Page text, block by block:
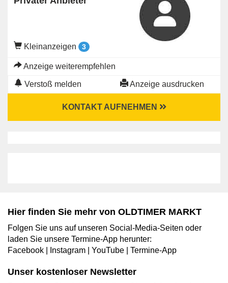
Kleinanzeigen 3
Anzeige weiterempfehlen
Verstoß melden Anzeige ausdrucken
KONTAKT AUFNEHMEN
Hier finden Sie mehr von OLDTIMER MARKT
Folgen Sie uns auf unseren Social-Media-Seiten oder
laden Sie unsere Termine-App herunter:
Facebook
Instagram YouTube Termine-App
Unser kostenloser Newsletter